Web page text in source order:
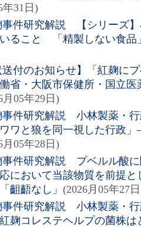
年31日)
事件研究解説 【シリーズ
ること 「精製しない食品
送付のお知らせ】「紅麹に
省・大阪市保健所・国立
月05年29日)
事件研究解説 小林製薬・
ワと狼を同一視した行政
月05年28日)
事件研究解説 プベルル酸
において当該物質を前提と
齟齬なし」 (2026月05年27
事件研究解説 小林製薬・
麹コレステヘルプの菌株は